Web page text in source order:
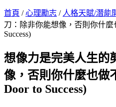
首頁 /心理勵志 / 人格天賦/潛能
刀：除非你能想像，否則你什麼
Success)
想像力是完美人生的
像，否則你什麼也做
Door to Success)